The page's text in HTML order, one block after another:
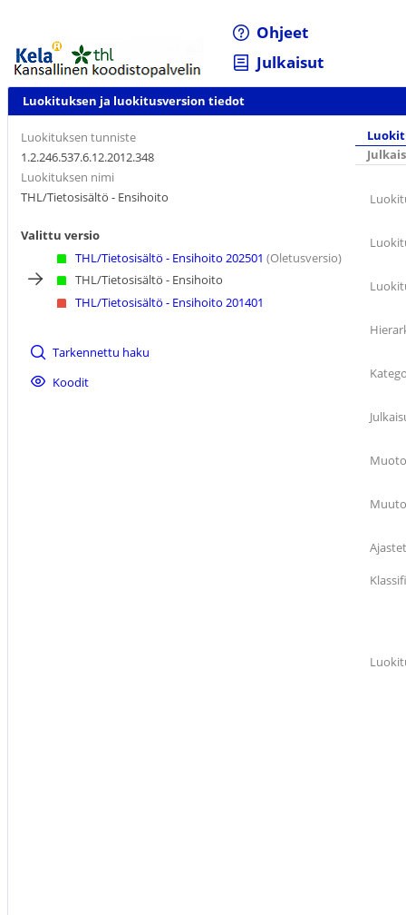
Ohjeet
Julkaisut
Luokituksen ja luokitusversion tiedot
Luokituksen tunniste
1.2.246.537.6.12.2012.348
Luokituksen nimi
THL/Tietosisältö - Ensihoito
Valittu versio
THL/Tietosisältö - Ensihoito 202501 (Oletusversio)
THL/Tietosisältö - Ensihoito
THL/Tietosisältö - Ensihoito 201401
Tarkennettu haku
Koodit